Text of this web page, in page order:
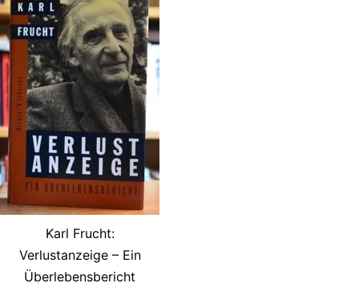
Karl Frucht:
Verlustanzeige – Ein
Überlebensbericht